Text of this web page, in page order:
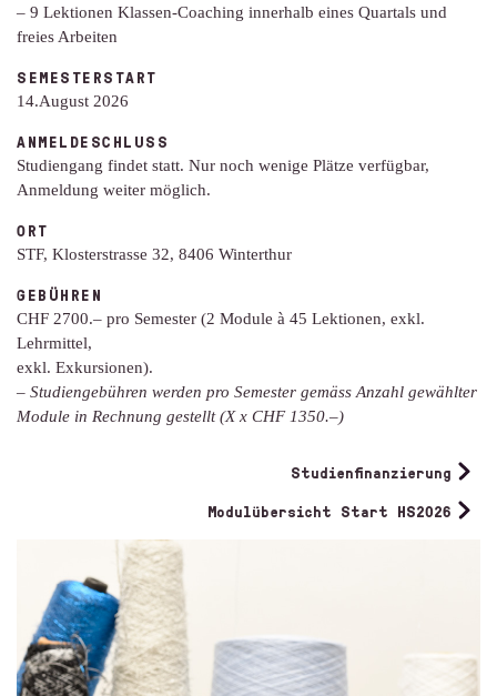
– 9 Lektionen Klassen-Coaching innerhalb eines Quartals und
freies Arbeiten
SEMESTERSTART
14.August 2026
ANMELDESCHLUSS
Studiengang findet statt. Nur noch wenige Plätze verfügbar,
Anmeldung weiter möglich.
ORT
STF, Klosterstrasse 32, 8406 Winterthur
GEBÜHREN
CHF 2700.– pro Semester (2 Module à 45 Lektionen, exkl.
Lehrmittel,
exkl. Exkursionen).
– Studiengebühren werden pro Semester gemäss Anzahl gewählter
Module in Rechnung gestellt (X x CHF 1350.–)
Studienfinanzierung
Modulübersicht Start HS2026